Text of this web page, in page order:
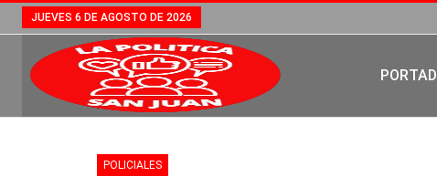
JUEVES 6 DE AGOSTO DE 2026
POLICIALES